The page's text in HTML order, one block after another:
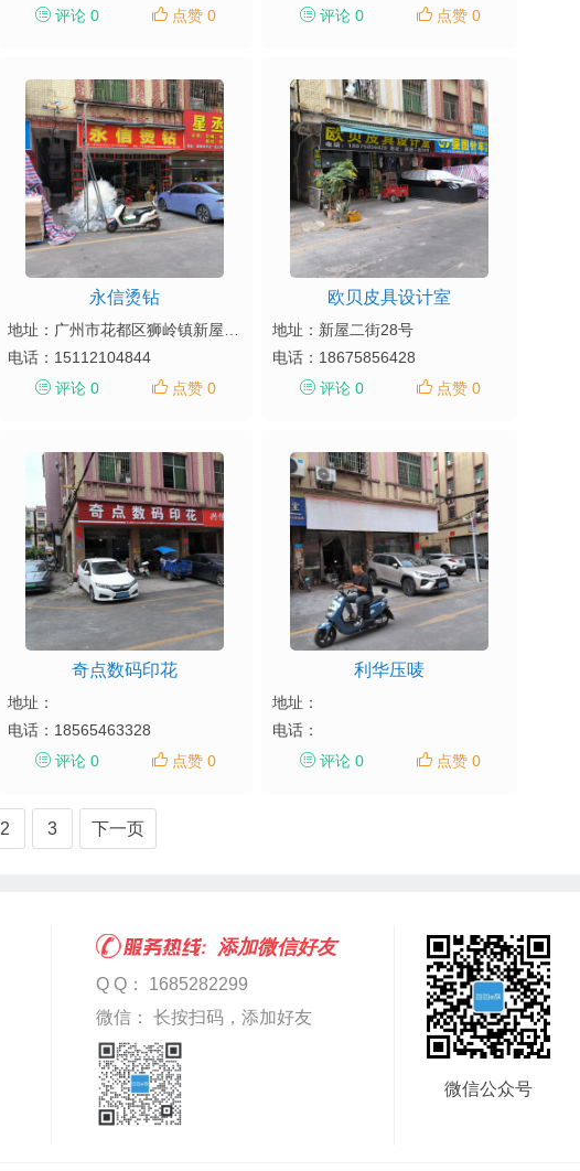
评论 0
点赞 0
评论 0
点赞 0
永信烫钻
电话： 15112104844
评论 0
点赞 0
欧贝皮具设计室
地址：新屋二街28号
电话： 18675856428
评论 0
点赞 0
奇点数码印花
地址：
电话： 18565463328
评论 0
点赞 0
利华压唛
地址：
电话：
评论 0
点赞 0
2 3 下一页
添加微信好友
Q Q： 1685282299
微信： 长按扫码，添加好友
微信公众号